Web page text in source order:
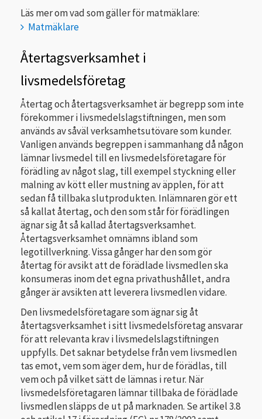
Läs mer om vad som gäller för matmäklare:
Matmäklare
Återtagsverksamhet i
livsmedelsföretag
Återtag och återtagsverksamhet är begrepp som inte
förekommer i livsmedelslagstiftningen, men som
används av såväl verksamhetsutövare som kunder.
Vanligen används begreppen i sammanhang då någon
lämnar livsmedel till en livsmedelsföretagare för
förädling av något slag, till exempel styckning eller
malning av kött eller mustning av äpplen, för att
sedan få tillbaka slutprodukten. Inlämnaren gör ett
så kallat återtag, och den som står för förädlingen
ägnar sig åt så kallad återtagsverksamhet.
Återtagsverksamhet omnämns ibland som
legotillverkning. Vissa gånger har den som gör
återtag för avsikt att de förädlade livsmedlen ska
konsumeras inom det egna privathushållet, andra
gånger är avsikten att leverera livsmedlen vidare.
Den livsmedelsföretagare som ägnar sig åt
återtagsverksamhet i sitt livsmedelsföretag ansvarar
för att relevanta krav i livsmedelslagstiftningen
uppfylls. Det saknar betydelse från vem livsmedlen
tas emot, vem som äger dem, hur de förädlas, till
vem och på vilket sätt de lämnas i retur. När
livsmedelsföretagaren lämnar tillbaka de förädlade
livsmedlen släpps de ut på marknaden. Se artikel 3.8